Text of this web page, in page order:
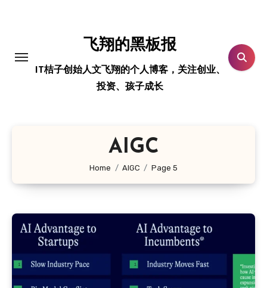
飞翔的黑板报
IT桔子创始人文飞翔的个人博客，关注创业、
投资、孩子成长
AIGC
Home AIGC Page 5